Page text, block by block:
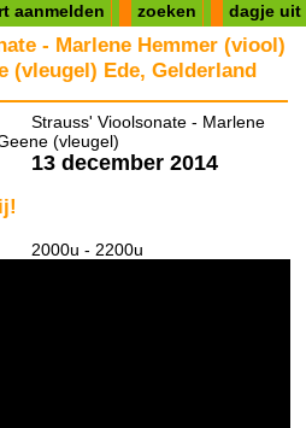
aanmelden zoeken dagje uit
- Marlene Hemmer (viool)
(vleugel) Ede, Gelderland
Strauss' Vioolsonate - Marlene
(vleugel)
13 december 2014
2000u - 2200u